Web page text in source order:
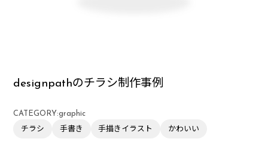
designpathのチラシ制作事例
CATEGORY:graphic
チラシ
手書き 手描きイラスト かわいい